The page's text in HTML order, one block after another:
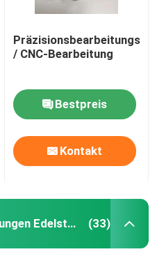
nach Maßgabe
der Aluminium-Extrusion
/ CNC-Bearbeitung
Bestpreis
Kontakt
Bearbeitungsdienstleistungen Edelstahl CNC (33)